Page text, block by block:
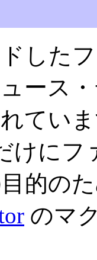
した
ース
てい
けにフ
的の
のマ